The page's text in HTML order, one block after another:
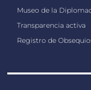
Museo de la
Transparencia activa
Registro de